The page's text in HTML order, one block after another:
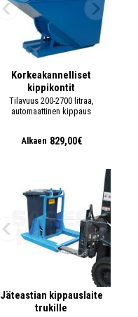
Korkeakannelliset
kippikontit
Tilavuus 200-2700 litraa,
automaattinen kippaus
Alkaen 829,00€
Jäteastian kippauslaite
trukille